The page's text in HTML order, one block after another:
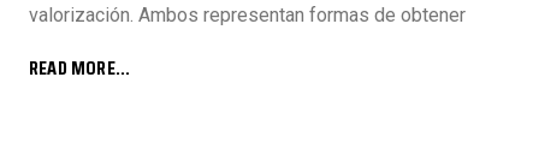
valorización. Ambos representan formas de obtener
READ MORE...